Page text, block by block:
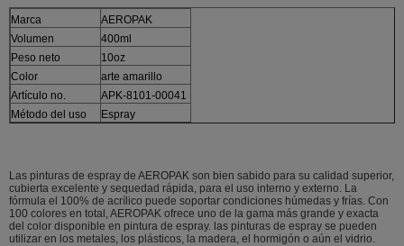
Marca
AEROPAK
Volumen
400ml
Peso neto
10oz
Color
arte amarillo
Artículo no.
APK-8101-00041
Método del uso
Espray
Las pinturas de espray de AEROPAK son bien sabido para su calidad superior,
cubierta excelente y sequedad rápida, para el uso interno y externo. La
fórmula el 100% de acrílico puede soportar condiciones húmedas y frías. Con
100 colores en total, AEROPAK ofrece uno de la gama más grande y exacta
del color disponible en pintura de espray. las pinturas de espray se pueden
utilizar en los metales, los plásticos, la madera, el hormigón o aún el vidrio.